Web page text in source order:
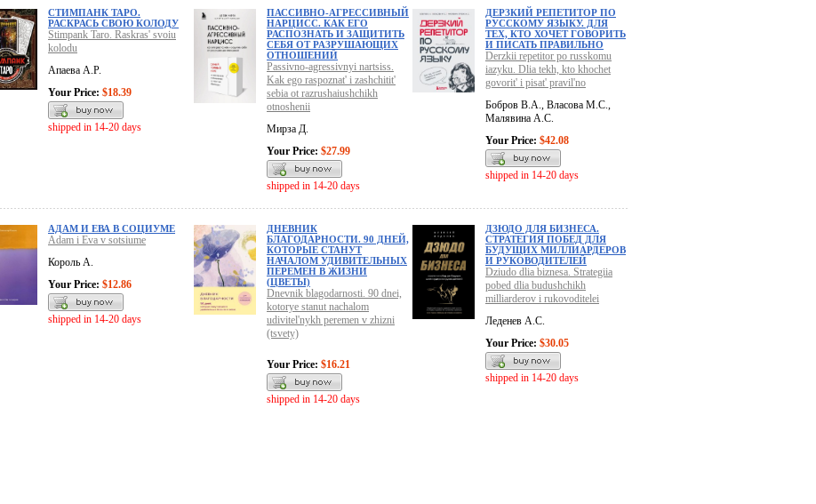
СТИМПАНК ТАРО.
РАСКРАСЬ СВОЮ КОЛОДУ
Stimpank Taro. Raskras' svoiu
kolodu
Апаева А.Р.
Your Price: $18.39
shipped in 14-20 days
ПАССИВНО-АГРЕССИВНЫЙ
НАРЦИСС. КАК ЕГО
РАСПОЗНАТЬ И ЗАЩИТИТЬ
СЕБЯ ОТ РАЗРУШАЮЩИХ
ОТНОШЕНИЙ
Passivno-agressivnyi nartsiss.
Kak ego raspoznat' i zashchitit'
sebia ot razrushaiushchikh
otnoshenii
Мирза Д.
Your Price: $27.99
shipped in 14-20 days
ДЕРЗКИЙ РЕПЕТИТОР ПО
РУССКОМУ ЯЗЫКУ. ДЛЯ
ТЕХ, КТО ХОЧЕТ ГОВОРИТЬ
И ПИСАТЬ ПРАВИЛЬНО
Derzkii repetitor po russkomu
iazyku. Dlia tekh, kto khochet
govorit' i pisat' pravil'no
Бобров В.А., Власова М.С.,
Малявина А.С.
Your Price: $42.08
shipped in 14-20 days
АДАМ И ЕВА В СОЦИУМЕ
Adam i Eva v sotsiume
Король А.
Your Price: $12.86
shipped in 14-20 days
ДНЕВНИК
БЛАГОДАРНОСТИ. 90 ДНЕЙ,
КОТОРЫЕ СТАНУТ
НАЧАЛОМ УДИВИТЕЛЬНЫХ
ПЕРЕМЕН В ЖИЗНИ
(ЦВЕТЫ)
Dnevnik blagodarnosti. 90 dnei,
kotorye stanut nachalom
udivitel'nykh peremen v zhizni
(tsvety)
Your Price: $16.21
shipped in 14-20 days
ДЗЮДО ДЛЯ БИЗНЕСА.
СТРАТЕГИЯ ПОБЕД ДЛЯ
БУДУЩИХ МИЛЛИАРДЕРОВ
И РУКОВОДИТЕЛЕЙ
Dziudo dlia biznesa. Strategiia
pobed dlia budushchikh
milliarderov i rukovoditelei
Леденев А.С.
Your Price: $30.05
shipped in 14-20 days